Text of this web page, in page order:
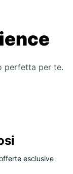
perfetta per te.
esclusive